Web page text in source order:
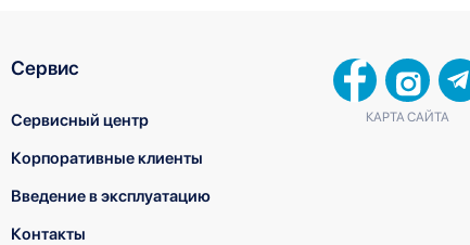
Сервис
Сервисный центр
Корпоративные клиенты
Введение в эксплуатацию
Контакты
КАРТА САЙТА